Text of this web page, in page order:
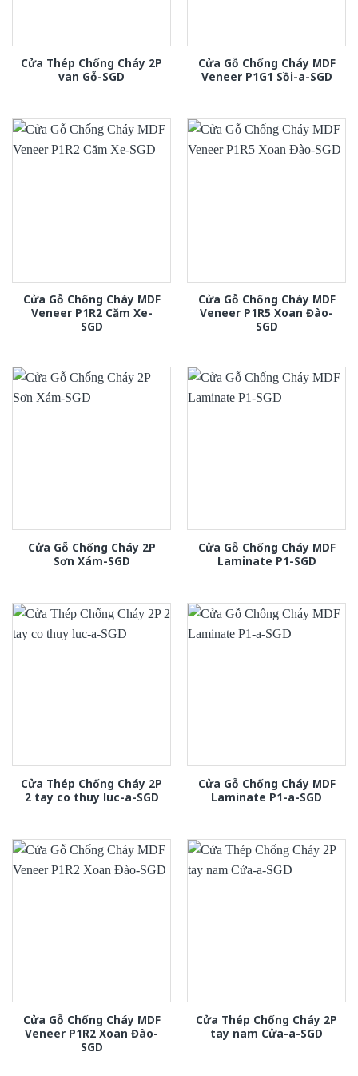
Cửa Thép Chống Cháy 2P
van Gỗ-SGD
Cửa Gỗ Chống Cháy MDF
Veneer P1G1 Sồi-a-SGD
Cửa Gỗ Chống Cháy MDF
Veneer P1R2 Căm Xe-
SGD
Cửa Gỗ Chống Cháy MDF
Veneer P1R5 Xoan Đào-
SGD
Cửa Gỗ Chống Cháy 2P
Sơn Xám-SGD
Cửa Gỗ Chống Cháy MDF
Laminate P1-SGD
Cửa Thép Chống Cháy 2P
2 tay co thuy luc-a-SGD
Cửa Gỗ Chống Cháy MDF
Laminate P1-a-SGD
Cửa Gỗ Chống Cháy MDF
Veneer P1R2 Xoan Đào-
SGD
Cửa Thép Chống Cháy 2P
tay nam Cửa-a-SGD